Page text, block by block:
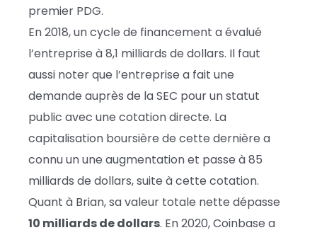
premier PDG.
En 2018, un cycle de financement a évalué
l’entreprise à 8,1 milliards de dollars. Il faut
aussi noter que l’entreprise a fait une
demande auprès de la SEC pour un statut
public avec une cotation directe. La
capitalisation boursière de cette dernière a
connu un une augmentation et passe à 85
milliards de dollars, suite à cette cotation.
Quant à Brian, sa valeur totale nette dépasse
10 milliards de dollars. En 2020, Coinbase a